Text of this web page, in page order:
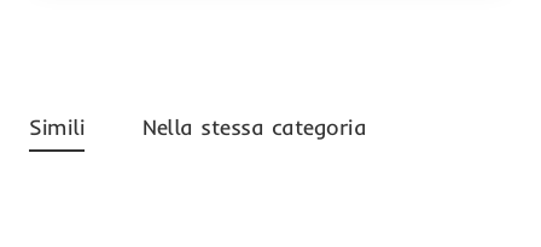
Simili Nella stessa categoria